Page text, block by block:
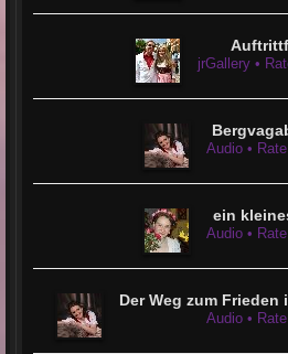
jrGallery •
Audio • Rate
ein
Audio • Rate
Der Weg zum
Audio • Rate